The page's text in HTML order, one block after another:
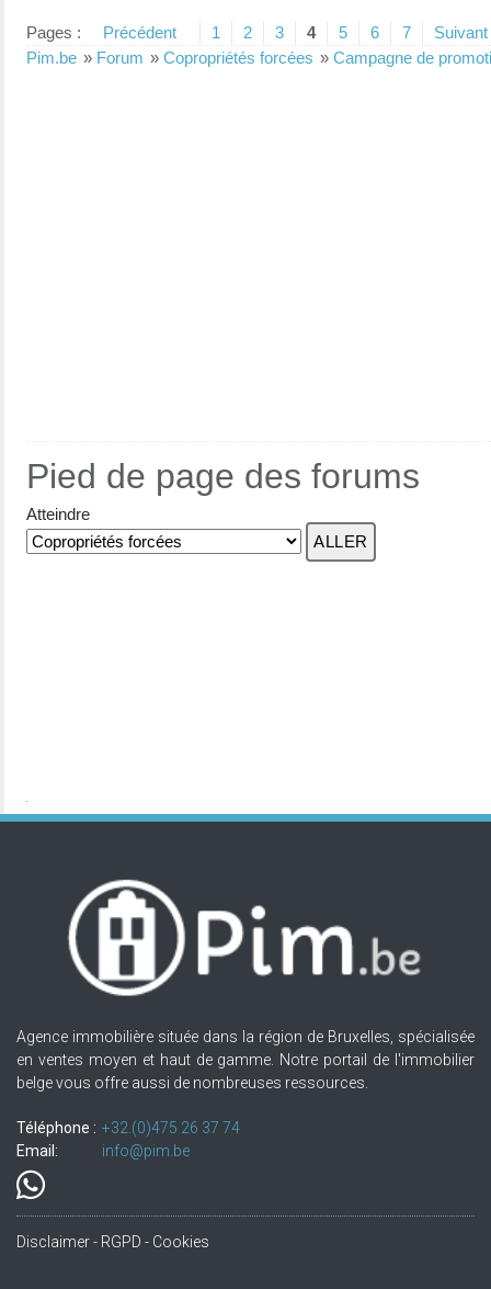
Pages : Précédent 1 2 3 4 5 6 7
Suivant
Pim.be » Forum » Copropriétés forcées » Campagne de
Pied de page des forums
Atteindre
Agence immobilière située dans la région de Bruxelles, spécialisée
en ventes moyen et haut de gamme. Notre portail de l'immobilier
belge vous offre aussi de nombreuses ressources.
Téléphone : +32.(0)475 26 37 74
Email:
info@pim.be
Disclaimer - RGPD - Cookies